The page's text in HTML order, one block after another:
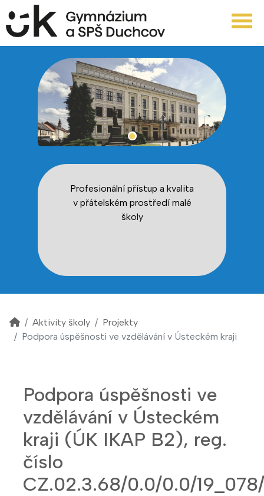
Profesionální přístup a kvalita
v přátelském prostředí malé
školy
Aktivity školy
Projekty
Podpora úspěšnosti ve vzdělávání v Ústeckém kraji
Podpora úspěšnosti ve
vzdělávání v Ústeckém
kraji (ÚK IKAP B2), reg.
číslo
CZ.02.3.68/0.0/0.0/